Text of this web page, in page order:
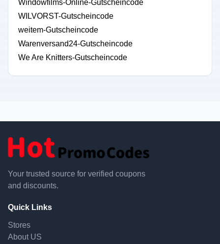
Windowfilms-Online-Gutscheincode
WILVORST-Gutscheincode
weitem-Gutscheincode
Warenversand24-Gutscheincode
We Are Knitters-Gutscheincode
Your trusted source for verified coupons
and discounts.
Quick Links
Stores
About US